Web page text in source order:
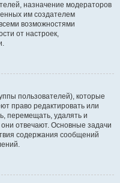
назначение модераторов
им создателем
возможностями
от настроек,
пользователей), которые
право редактировать или
перемещать, удалять и
отвечают. Основные задачи
содержания сообщений